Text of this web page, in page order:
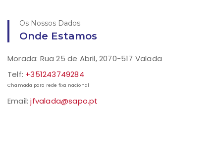
Os Nossos Dados
Onde Estamos
Morada: Rua 25 de Abril, 2070-517 Valada
Telf: +351243749284
Chamada para rede fixa nacional
Email:jfvalada@sapo.pt